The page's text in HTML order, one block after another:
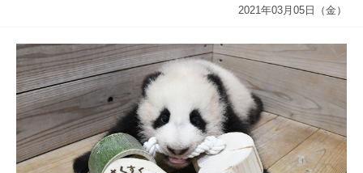
2021年03月05日（金）